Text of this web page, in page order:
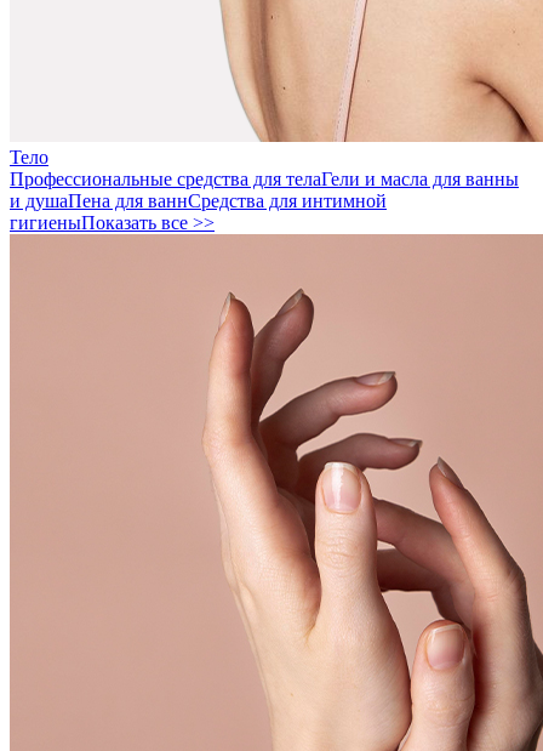
Тело
Профессиональные средства для телаГели и масла для ванны
и душаПена для ваннСредства для интимной
гигиеныПоказать все >>